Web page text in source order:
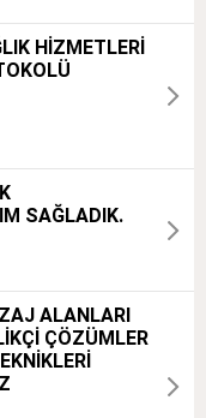
HİZMETLERİ
SAĞLADIK.
ALANLARI
ÇÖZÜMLER